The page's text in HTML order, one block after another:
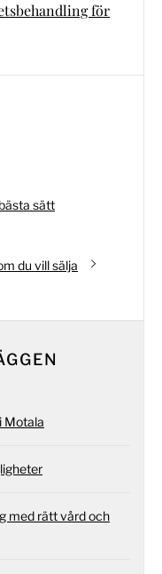
för
sätt
du vill sälja
Motala
med rätt vård och